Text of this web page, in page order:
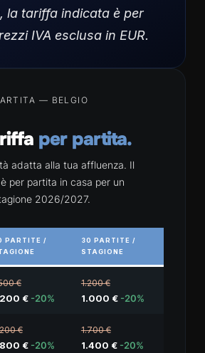
la tariffa indicata è per
IVA esclusa in EUR.
— BELGIO
per partita.
adatta alla tua affluenza. Il
per partita in casa per un
2026/2027.
PARTITE /
30 PARTITE /
STAGIONE
€
€ -20%
1.200 €
1.000 € -20%
€
€ -20%
1.700 €
1.400 € -20%